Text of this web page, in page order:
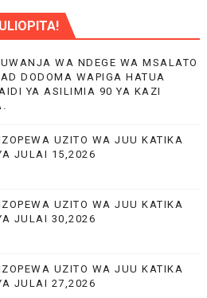
WA NDEGE WA MSALATO
DODOMA WAPIGA HATUA
YA ASILIMIA 90 YA KAZI
UZITO WA JUU KATIKA
JULAI 15,2026
UZITO WA JUU KATIKA
JULAI 30,2026
UZITO WA JUU KATIKA
JULAI 27,2026